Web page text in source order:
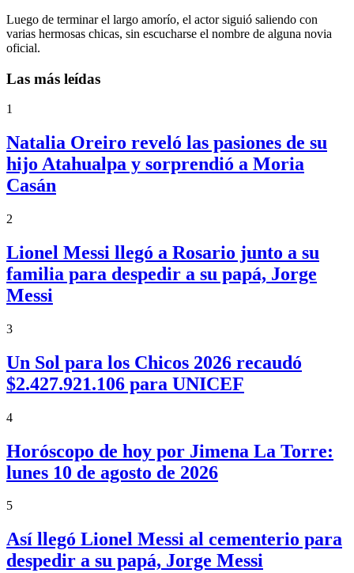
Luego de terminar el largo amorío, el actor siguió saliendo con
varias hermosas chicas, sin escucharse el nombre de alguna novia
oficial.
Las más leídas
1
Natalia Oreiro reveló las pasiones de su
hijo Atahualpa y sorprendió a Moria
Casán
2
Lionel Messi llegó a Rosario junto a su
familia para despedir a su papá, Jorge
Messi
3
Un Sol para los Chicos 2026 recaudó
$2.427.921.106 para UNICEF
4
Horóscopo de hoy por Jimena La Torre:
lunes 10 de agosto de 2026
5
Así llegó Lionel Messi al cementerio para
despedir a su papá, Jorge Messi